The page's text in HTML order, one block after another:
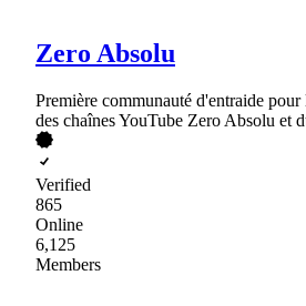
Zero Absolu
Première communauté d'entraide pour
des chaînes YouTube Zero Absolu et
Verified
865
Online
6,125
Members